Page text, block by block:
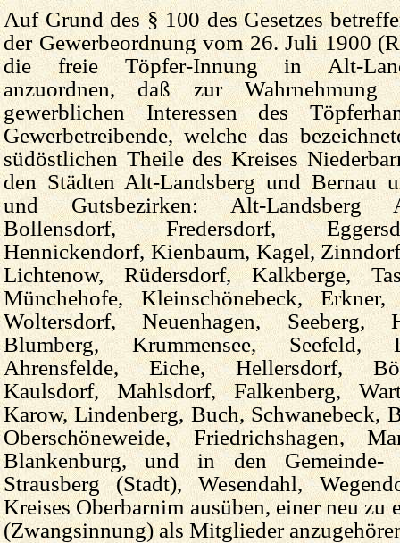
Auf Grund des § 100 des Gesetzes
der Gewerbeordnung vom 26. Juli 1900
die freie Töpfer-Innung in Alt-
anzuordnen, daß zur Wahr­nehmung
gewerblichen Interessen des
Gewerbetreibende, welche das
südöstlichen Theile des Kreises
den Städten Alt-Landsberg und Bernau
und Gutsbezirken: Alt-Landsberg
Bollensdorf, Fredersdorf,
Hennickendorf, Kienbaum, Kagel,
Lichtenow, Rüdersdorf, Kalkberge,
Münchehofe, Kleinschöne­beck, Erkner,
Woltersdorf, Neuenhagen, Seeberg,
Blumberg, Krummensee, Seefeld,
Ahrensfelde, Eiche, Hellersdorf,
Kaulsdorf, Mahlsdorf, Falkenberg,
Karow, Lindenberg, Buch, Schwanebeck,
Oberschöneweide, Friedrichshagen,
Blankenburg, und in den Gemeinde-
Strausberg (Stadt), Wesendahl,
Kreises Oberbarnim ausüben, einer neu zu
(Zwangsinnung) als Mitglieder